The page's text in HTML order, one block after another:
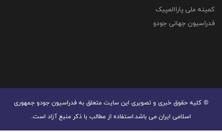
کمیته ملی پاراالمپیک
فدراسیون جهانی جودو
© کليه حقوق خبری و تصويری اين سايت متعلق به فدراسیون جودو جمهوری
اسلامی ایران می باشد.استفاده از مطالب با ذكر منبع آزاد است.